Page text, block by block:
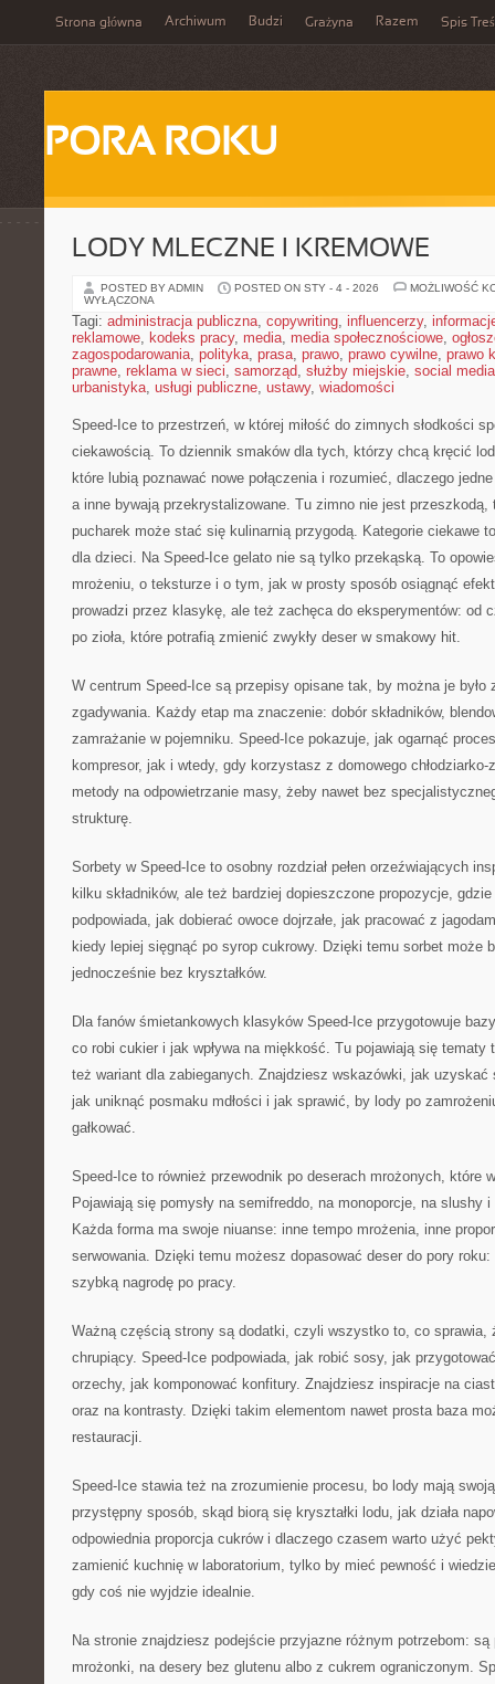
Strona główna Archiwum Budzi Grażyna Razem Spis
PORA ROKU
LODY MLECZNE I KREMOWE
POSTED BY ADMIN POSTED ON STY - 4 - 2026
MOŻLIWOŚĆ
WYŁĄCZONA
Tagi: administracja publiczna, copywriting, influencerzy,
reklamowe, kodeks pracy, media, media społecznościowe,
zagospodarowania, polityka, prasa, prawo, prawo cywilne, prawo
prawne, reklama w sieci, samorząd, służby miejskie, social media
urbanistyka, usługi publiczne, ustawy, wiadomości
Speed-Ice to przestrzeń, w której miłość do zimnych słodkości
ciekawością. To dziennik smaków dla tych, którzy chcą kręcić
które lubią poznawać nowe połączenia i rozumieć, dlaczego
a inne bywają przekrystalizowane. Tu zimno nie jest
pucharek może stać się kulinarnią przygodą. Kategorie ciekawe
dla dzieci. Na Speed-Ice gelato nie są tylko przekąską. To
mrożeniu, o teksturze i o tym, jak w prosty sposób osiągnąć
prowadzi przez klasykę, ale też zachęca do eksperymentów: od
po zioła, które potrafią zmienić zwykły deser w smakowy hit.
W centrum Speed-Ice są przepisy opisane tak, by można je było
zgadywania. Każdy etap ma znaczenie: dobór składników,
zamrażanie w pojemniku. Speed-Ice pokazuje, jak ogarnąć
kompresor, jak i wtedy, gdy korzystasz z domowego
metody na odpowietrzanie masy, żeby nawet bez
strukturę.
Sorbety w Speed-Ice to osobny rozdział pełen orzeźwiających
kilku składników, ale też bardziej dopieszczone propozycje,
podpowiada, jak dobierać owoce dojrzałe, jak pracować z
kiedy lepiej sięgnąć po syrop cukrowy. Dzięki temu sorbet może
jednocześnie bez kryształków.
Dla fanów śmietankowych klasyków Speed-Ice przygotowuje
co robi cukier i jak wpływa na miękkość. Tu pojawiają się
też wariant dla zabieganych. Znajdziesz wskazówki, jak uzyskać
jak uniknąć posmaku mdłości i jak sprawić, by lody po
gałkować.
Speed-Ice to również przewodnik po deserach mrożonych, które
Pojawiają się pomysły na semifreddo, na monoporcje, na slushy
Każda forma ma swoje niuanse: inne tempo mrożenia, inne
serwowania. Dzięki temu możesz dopasować deser do pory roku:
szybką nagrodę po pracy.
Ważną częścią strony są dodatki, czyli wszystko to, co sprawia,
chrupiący. Speed-Ice podpowiada, jak robić sosy, jak
orzechy, jak komponować konfitury. Znajdziesz inspiracje na
oraz na kontrasty. Dzięki takim elementom nawet prosta baza
restauracji.
Speed-Ice stawia też na zrozumienie procesu, bo lody mają
przystępny sposób, skąd biorą się kryształki lodu, jak działa
odpowiednia proporcja cukrów i dlaczego czasem warto użyć
zamienić kuchnię w laboratorium, tylko by mieć pewność i
gdy coś nie wyjdzie idealnie.
Na stronie znajdziesz podejście przyjazne różnym potrzebom: są
mrożonki, na desery bez glutenu albo z cukrem ograniczonym.